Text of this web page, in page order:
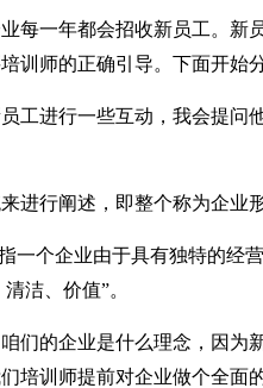
每一年都会招收新员工。新
训师的正确引导。下面开始
工进行一些互动，我会提问
进行阐述，即整个称为企业
一个企业由于具有独特的经
洁、价值”。
们的企业是什么理念，因为
培训师提前对企业做个全面